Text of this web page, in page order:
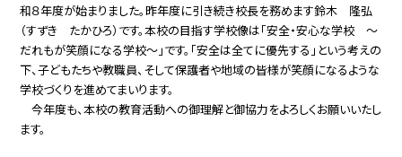
和８年度が始まりました。昨年度に引き続き校長を務めます鈴木 隆弘
（すずき たかひろ）です。本校の目指す学校像は「安全・安心な学校 〜
だれもが笑顔になる学校〜」です。「安全は全てに優先する」という考えの
下、子どもたちや教職員、そして保護者や地域の皆様が笑顔になるような
学校づくりを進めてまいります。
今年度も、本校の教育活動への御理解と御協力をよろしくお願いいたし
ます。